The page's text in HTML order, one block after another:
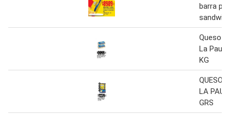
barra
Queso
La
KG
QUESO
LA
GRS